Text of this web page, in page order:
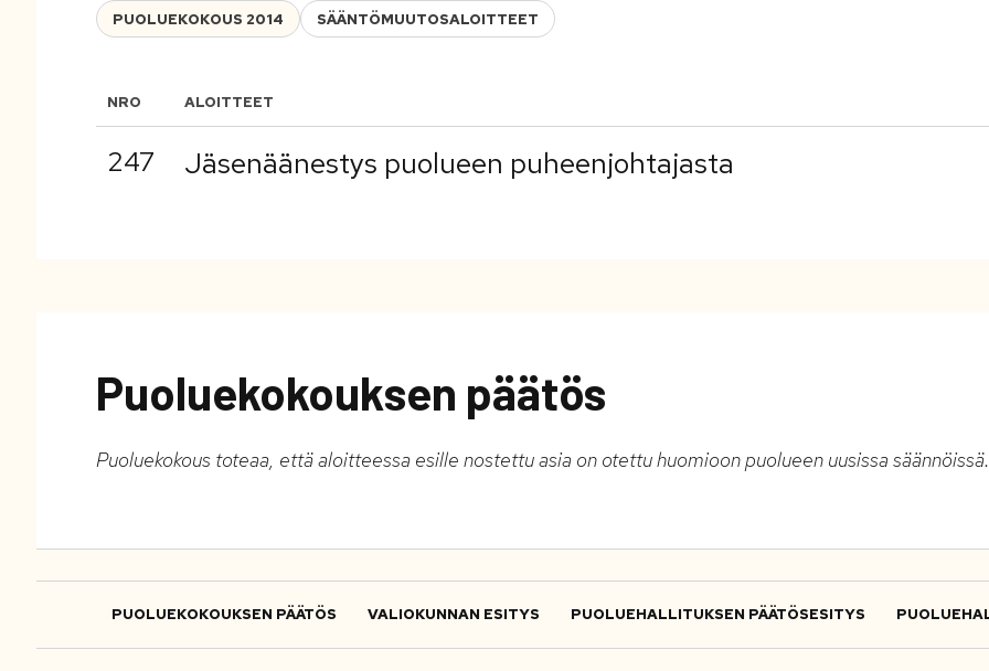
PUOLUEKOKOUS 2014 SÄÄNTÖMUUTOSALOITTEET
NRO ALOITTEET
247 Jäsenäänestys puolueen puheenjohtajasta
Puoluekokouksen päätös
Puoluekokous toteaa, että aloitteessa esille nostettu asia on otettu huomioon puolueen uusissa säännöissä.
PUOLUEKOKOUKSEN PÄÄTÖS VALIOKUNNAN ESITYS PUOLUEHALLITUKSEN PÄÄTÖSESITYS